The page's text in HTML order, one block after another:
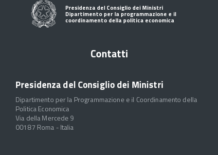
Presidenza del Consiglio dei Ministri
Dipartimento per la programmazione e il
coordinamento della politica economica
Contatti
Presidenza del Consiglio dei Ministri
Dipartimento per la Programmazione e il Coordinamento della
Politica Economica
Via della Mercede 9
00187 Roma - Italia